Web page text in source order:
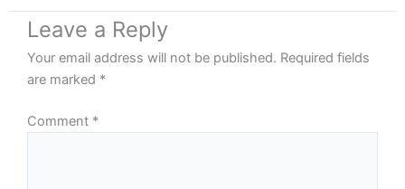
Leave a Reply
Your email address will not be published. Required fields
are marked *
Comment *